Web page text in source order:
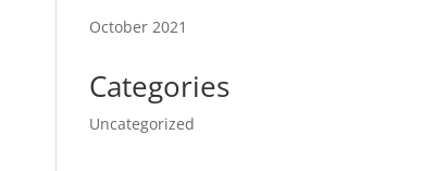
October 2021
Categories
Uncategorized